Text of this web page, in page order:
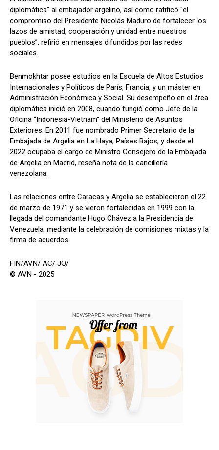
diplomática” al embajador argelino, así como ratificó "el
compromiso del Presidente Nicolás Maduro de fortalecer los
lazos de amistad, cooperación y unidad entre nuestros
pueblos”, refirió en mensajes difundidos por las redes
sociales.
Benmokhtar posee estudios en la Escuela de Altos Estudios
Internacionales y Políticos de París, Francia, y un máster en
Administración Económica y Social. Su desempeño en el área
diplomática inició en 2008, cuando fungió como Jefe de la
Oficina “Indonesia-Vietnam” del Ministerio de Asuntos
Exteriores. En 2011 fue nombrado Primer Secretario de la
Embajada de Argelia en La Haya, Países Bajos, y desde el
2022 ocupaba el cargo de Ministro Consejero de la Embajada
de Argelia en Madrid, reseña nota de la cancillería
venezolana.
Las relaciones entre Caracas y Argelia se establecieron el 22
de marzo de 1971 y se vieron fortalecidas en 1999 con la
llegada del comandante Hugo Chávez a la Presidencia de
Venezuela, mediante la celebración de comisiones mixtas y la
firma de acuerdos.
FIN/AVN/ AC/ JQ/
© AVN - 2025